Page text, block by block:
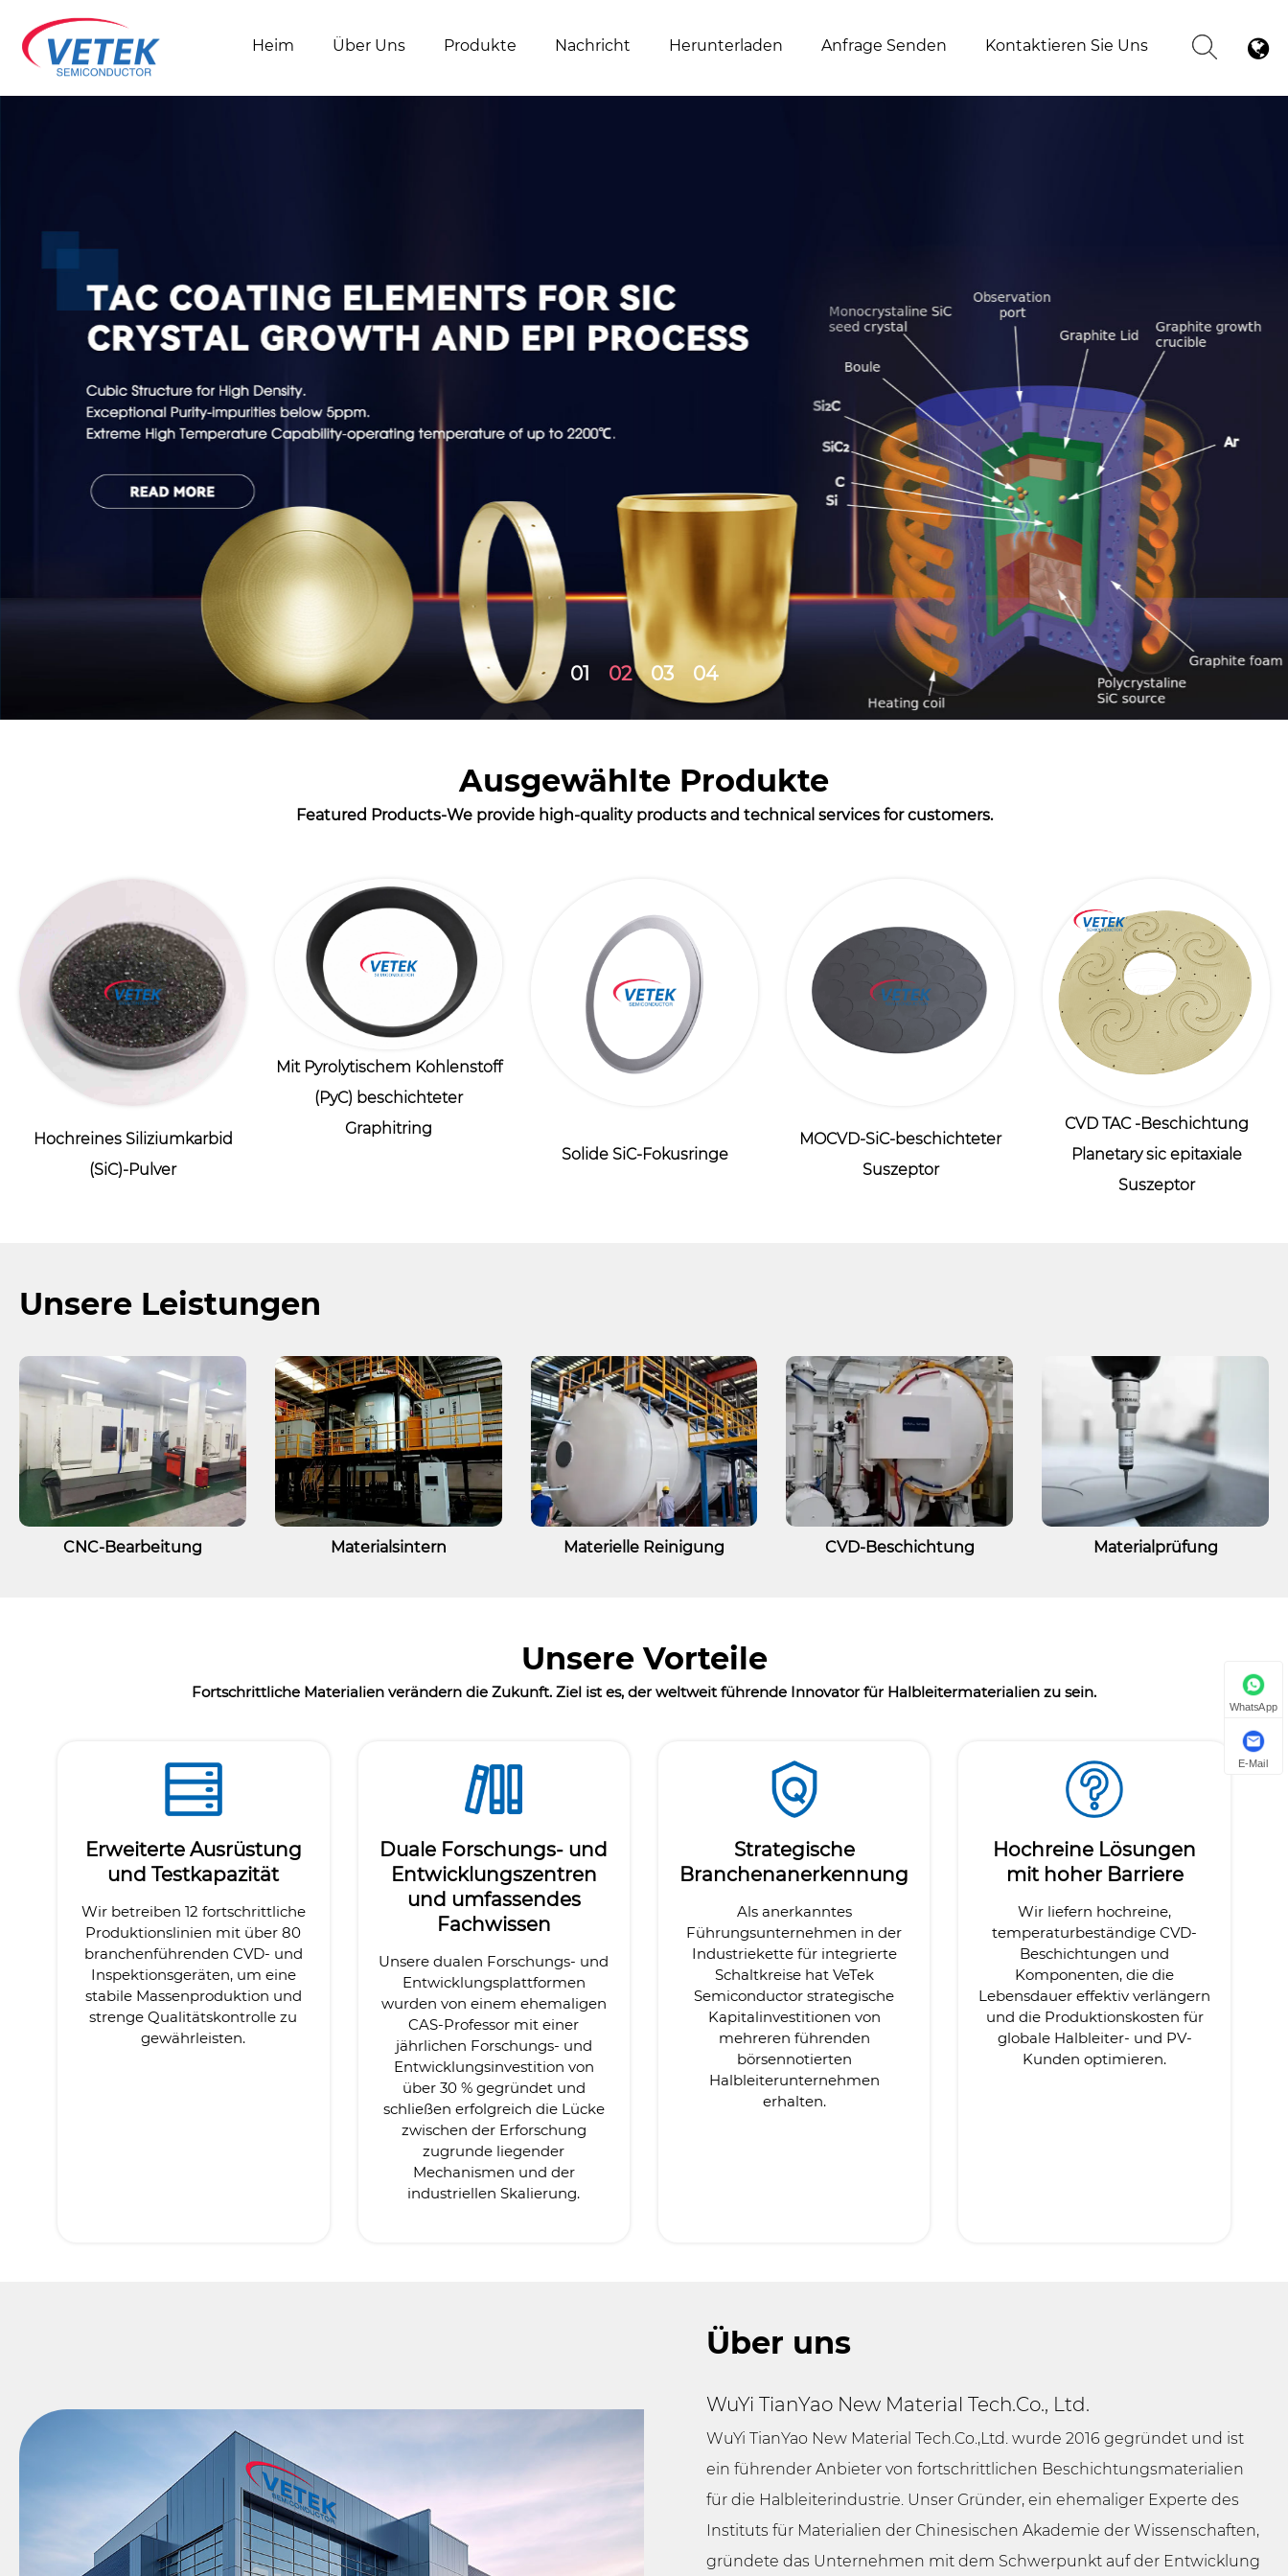
Heim Über Uns Produkte Nachricht Herunterladen Anfrage Senden Kontaktieren Sie Uns
01 02 03 04
Ausgewählte Produkte
Featured Products-We provide high-quality products and technical services for customers.
Hochreines Siliziumkarbid
(SiC)-Pulver
Mit Pyrolytischem Kohlenstoff
(PyC) beschichteter
Graphitring
Solide SiC-Fokusringe
MOCVD-SiC-beschichteter
Suszeptor
CVD TAC -Beschichtung
Planetary sic epitaxiale
Suszeptor
Unsere Leistungen
CNC-Bearbeitung Materialsintern Materielle Reinigung CVD-Beschichtung Materialprüfung
Unsere Vorteile
Fortschrittliche Materialien verändern die Zukunft. Ziel ist es, der weltweit führende Innovator für Halbleitermaterialien zu sein.
Erweiterte Ausrüstung
und Testkapazität
Wir betreiben 12 fortschrittliche
Produktionslinien mit über 80
branchenführenden CVD- und
Inspektionsgeräten, um eine
stabile Massenproduktion und
strenge Qualitätskontrolle zu
gewährleisten.
Duale Forschungs- und
Entwicklungszentren
und umfassendes
Fachwissen
Unsere dualen Forschungs- und
Entwicklungsplattformen
wurden von einem ehemaligen
CAS-Professor mit einer
jährlichen Forschungs- und
Entwicklungsinvestition von
über 30 % gegründet und
schließen erfolgreich die Lücke
zwischen der Erforschung
zugrunde liegender
Mechanismen und der
industriellen Skalierung.
Strategische
Branchenanerkennung
Als anerkanntes
Führungsunternehmen in der
Industriekette für integrierte
Schaltkreise hat VeTek
Semiconductor strategische
Kapitalinvestitionen von
mehreren führenden
börsennotierten
Halbleiterunternehmen
erhalten.
Hochreine Lösungen
mit hoher Barriere
Wir liefern hochreine,
temperaturbeständige CVD-
Beschichtungen und
Komponenten, die die
Lebensdauer effektiv verlängern
und die Produktionskosten für
globale Halbleiter- und PV-
Kunden optimieren.
Über uns
WuYi TianYao New Material Tech.Co., Ltd.
WuYi TianYao New Material Tech.Co.,Ltd. wurde 2016 gegründet und ist
ein führender Anbieter von fortschrittlichen Beschichtungsmaterialien
für die Halbleiterindustrie. Unser Gründer, ein ehemaliger Experte des
Instituts für Materialien der Chinesischen Akademie der Wissenschaften,
gründete das Unternehmen mit dem Schwerpunkt auf der Entwicklung
WhatsApp
E-Mail